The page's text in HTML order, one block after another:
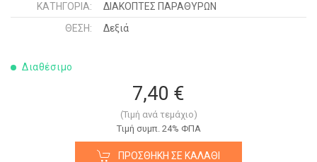
ΚΑΤΗΓΟΡΊΑ:
ΔΙΑΚΟΠΤΕΣ ΠΑΡΑΘΥΡΩΝ
ΘΈΣΗ:
Δεξιά
Διαθέσιμο
7,40 €
(Τιμή ανά τεμάχιο)
Tιμή συμπ. 24% ΦΠΑ
ΠΡΟΣΘΉΚΗ ΣΕ ΚΑΛΆΘΙ